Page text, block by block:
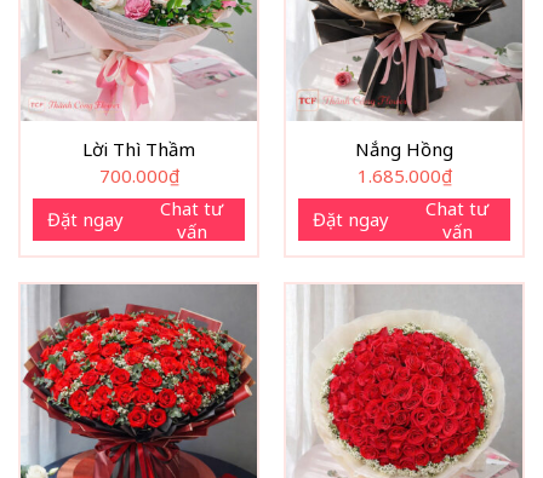
Lời Thì Thầm
700.000₫
Đặt ngay
Chat tư
vấn
Nắng Hồng
1.685.000₫
Đặt ngay
Chat tư
vấn